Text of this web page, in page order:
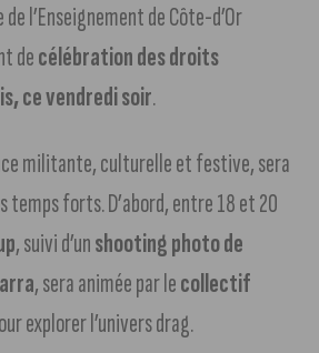
l’Enseignement de Côte-d’Or
decélébration des droits
ce vendredi soir.
militante, culturelle et festive, sera
temps forts. D’abord, entre 18 et 20
, suivi d’unshooting photo de
, sera animée par lecollectif
explorer l’univers drag.